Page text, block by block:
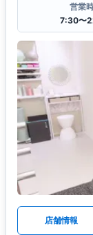
営業
7:30〜
店舗情報